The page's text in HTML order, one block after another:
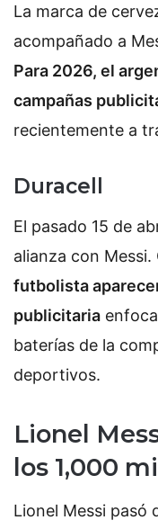
La marca de
acompañado a
Para 2026, el
campañas
recientemente a
Duracell
El pasado 15 de
alianza con Messi.
futbolista
publicitaria
baterías de la
deportivos.
Lionel
los 1,000
Lionel Messi pasó